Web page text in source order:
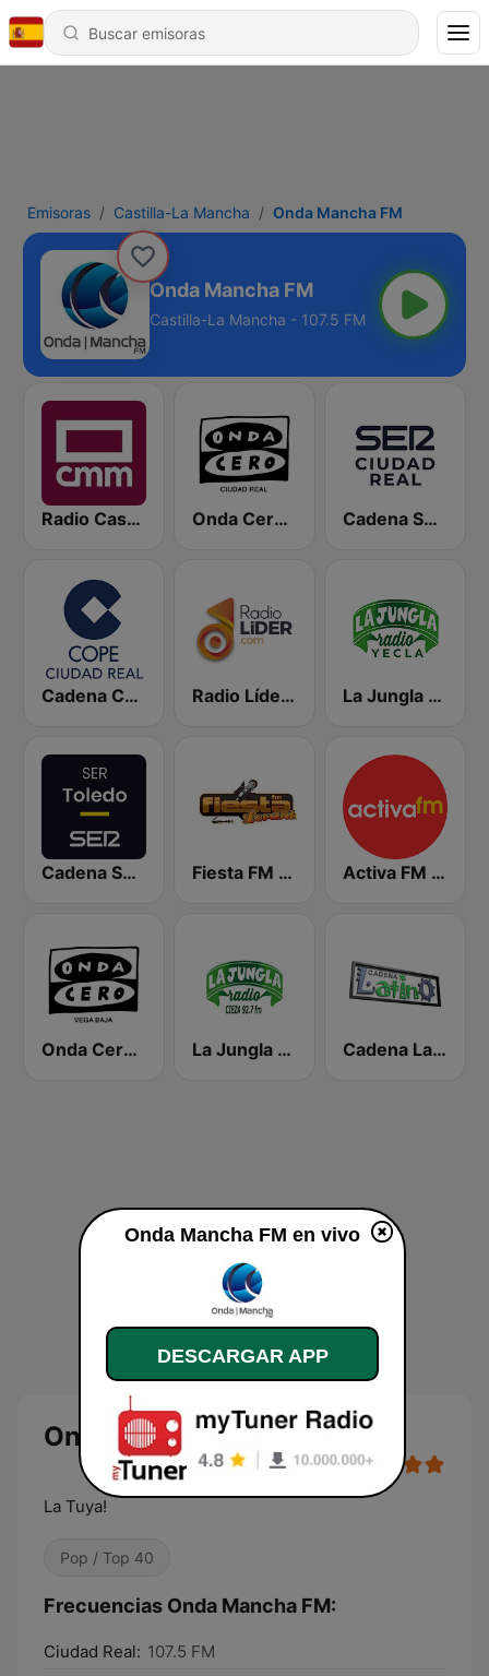
Emisoras Castilla-La Mancha Onda Mancha FM
Onda Mancha FM
Castilla-La Mancha - 107.5 FM
Radio Castilla Mancha Media Onda Cero Ciudad Real Cadena SER Ciudad Real
Cadena COPE Ciudad Real Radio Líder España La Jungla Radio Yecla
Cadena SER Toledo Fiesta FM - Levante Activa FM - Elche
Onda Cero Vega Baja La Jungla Radio Cieza Cadena Latino
Onda Mancha FM en directo
La Tuya!
Pop / Top 40
Frecuencias Onda Mancha FM:
Ciudad Real: 107.5 FM
Onda Mancha FM en vivo
DESCARGAR APP